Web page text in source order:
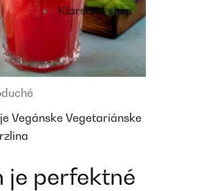
Klarstein shop
Vegánske Vegetariánske
je perfektné